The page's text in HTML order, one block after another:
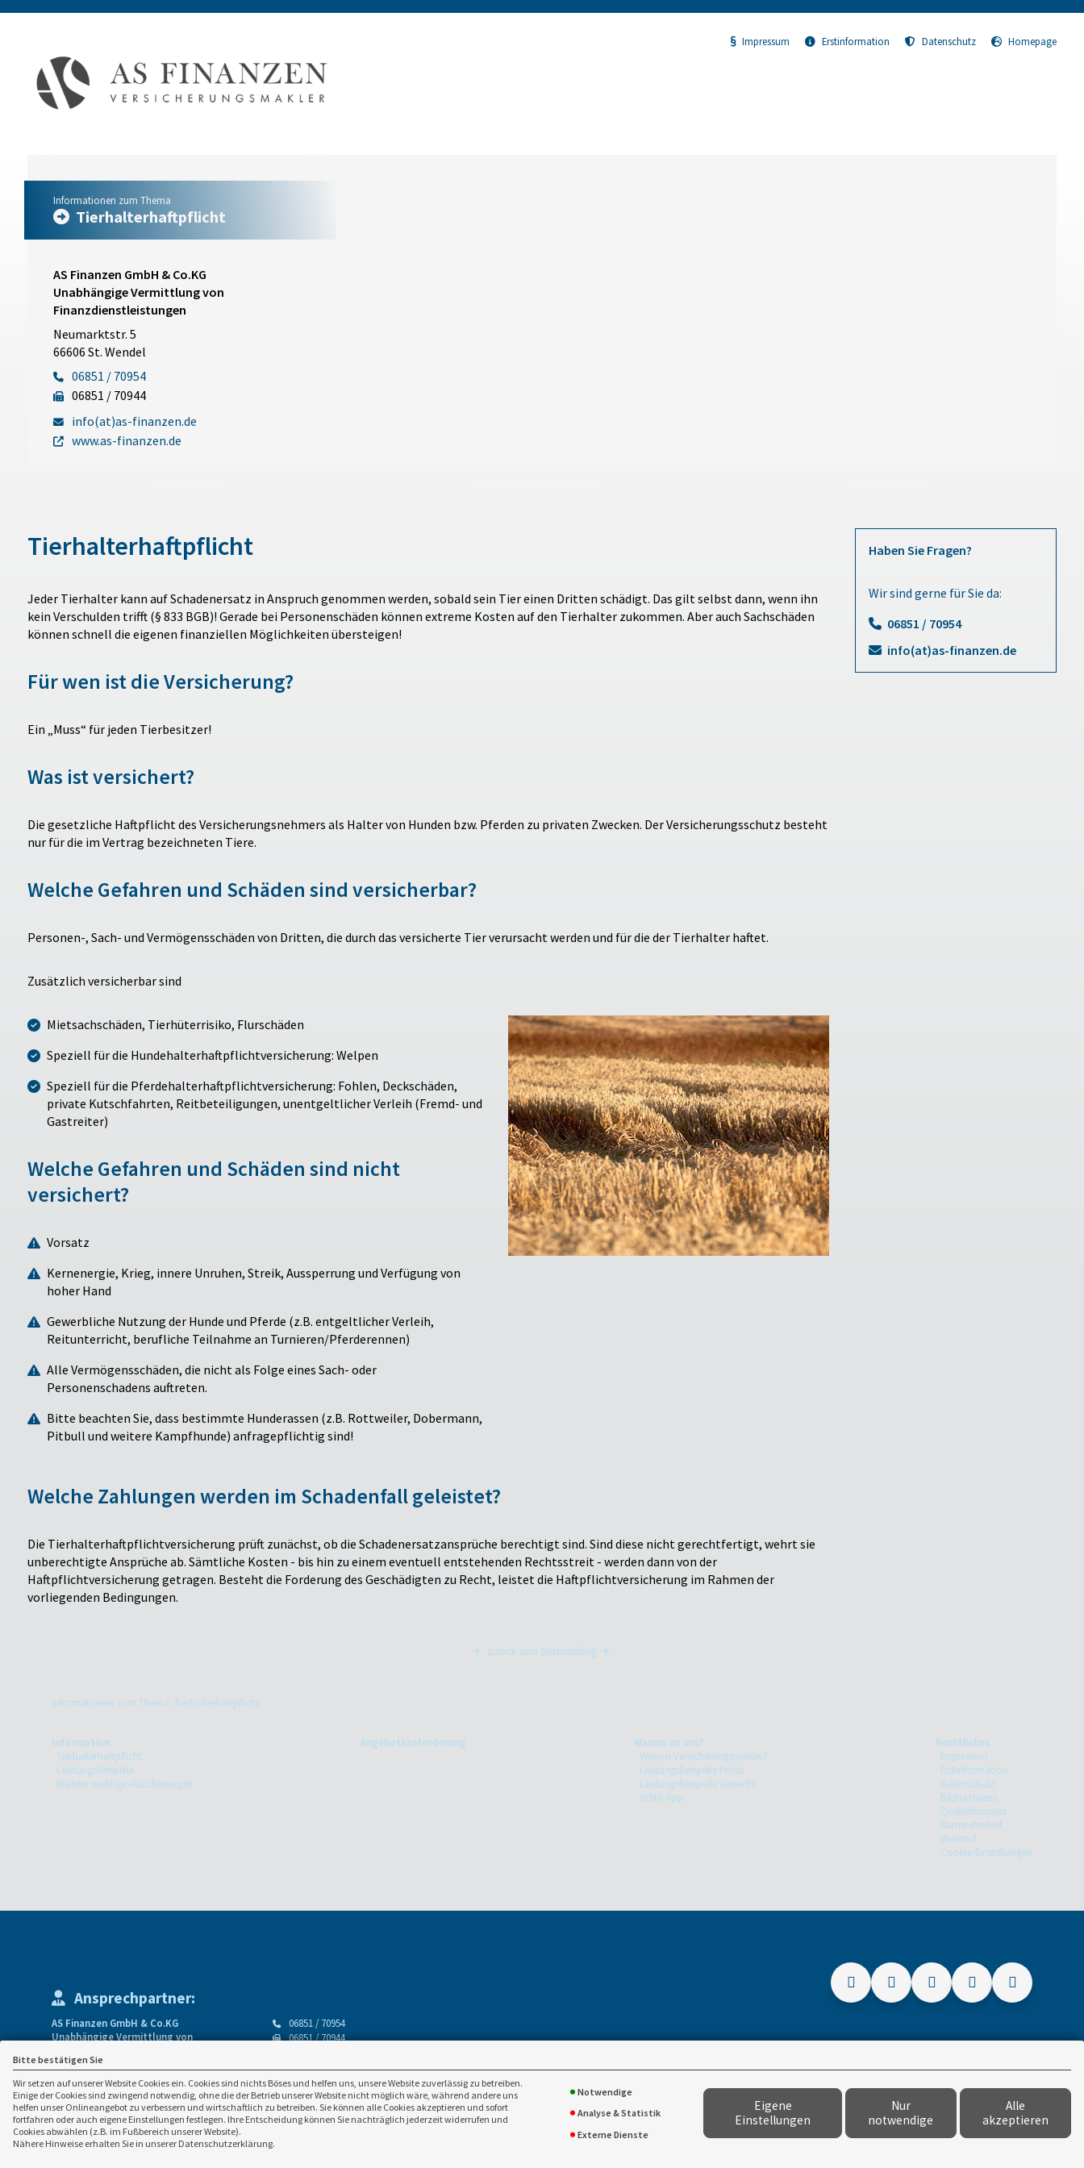
Bitte bestätigen Sie
Wir setzen auf unserer Website Cookies ein. Cookies sind nichts Böses und helfen uns, unsere Website zuverlässig zu betreiben.
Einige der Cookies sind zwingend notwendig, ohne die der Betrieb unserer Website nicht möglich wäre, während andere uns
helfen unser Onlineangebot zu verbessern und wirtschaftlich zu betreiben. Sie können alle Cookies akzeptieren und sofort
fortfahren oder auch eigene Einstellungen festlegen. Ihre Entscheidung können Sie nachträglich jederzeit widerrufen und
Cookies abwählen (z.B. im Fußbereich unserer Website).
Nähere Hinweise erhalten Sie in unserer Datenschutzerklärung.
Notwendige
Analyse & Statistik
Externe Dienste
Eigene
Einstellungen
Nur
notwendige
Alle
akzeptieren
Impressum Erstinformation Datenschutz Homepage
Informationen zum Thema
Tierhalterhaftpflicht
AS Finanzen GmbH & Co.KG
Unabhängige Vermittlung von
Finanzdienstleistungen
Neumarktstr. 5
66606 St. Wendel
06851 / 70954
06851 / 70944
info(at)as-finanzen.de
www.as-finanzen.de
Tierhalterhaftpflicht
Jeder Tierhalter kann auf Schadenersatz in Anspruch genommen werden, sobald sein Tier einen Dritten schädigt. Das gilt selbst dann, wenn ihn
kein Verschulden trifft (§ 833 BGB)! Gerade bei Personenschäden können extreme Kosten auf den Tierhalter zukommen. Aber auch Sachschäden
können schnell die eigenen finanziellen Möglichkeiten übersteigen!
Für wen ist die Versicherung?
Ein „Muss“ für jeden Tierbesitzer!
Was ist versichert?
Die gesetzliche Haftpflicht des Versicherungsnehmers als Halter von Hunden bzw. Pferden zu privaten Zwecken. Der Versicherungsschutz besteht
nur für die im Vertrag bezeichneten Tiere.
Welche Gefahren und Schäden sind versicherbar?
Personen-, Sach- und Vermögensschäden von Dritten, die durch das versicherte Tier verursacht werden und für die der Tierhalter haftet.
Zusätzlich versicherbar sind
Mietsachschäden, Tierhüterrisiko, Flurschäden
Speziell für die Hundehalterhaftpflichtversicherung: Welpen
Speziell für die Pferdehalterhaftpflichtversicherung: Fohlen, Deckschäden,
private Kutschfahrten, Reitbeteiligungen, unentgeltlicher Verleih (Fremd- und
Gastreiter)
Welche Gefahren und Schäden sind nicht
versichert?
Vorsatz
Kernenergie, Krieg, innere Unruhen, Streik, Aussperrung und Verfügung von
hoher Hand
Gewerbliche Nutzung der Hunde und Pferde (z.B. entgeltlicher Verleih,
Reitunterricht, berufliche Teilnahme an Turnieren/Pferderennen)
Alle Vermögensschäden, die nicht als Folge eines Sach- oder
Personenschadens auftreten.
Bitte beachten Sie, dass bestimmte Hunderassen (z.B. Rottweiler, Dobermann,
Pitbull und weitere Kampfhunde) anfragepflichtig sind!
Welche Zahlungen werden im Schadenfall geleistet?
Die Tierhalterhaftpflichtversicherung prüft zunächst, ob die Schadenersatzansprüche berechtigt sind. Sind diese nicht gerechtfertigt, wehrt sie
unberechtigte Ansprüche ab. Sämtliche Kosten - bis hin zu einem eventuell entstehenden Rechtsstreit - werden dann von der
Haftpflichtversicherung getragen. Besteht die Forderung des Geschädigten zu Recht, leistet die Haftpflichtversicherung im Rahmen der
vorliegenden Bedingungen.
Haben Sie Fragen?
Wir sind gerne für Sie da:
06851 / 70954
info(at)as-finanzen.de
zurück zum Seitenanfang
Informationen zum Thema: Tierhalterhaftpflicht
Information
Tierhalterhaftpflicht
Leistungsbeispiele
Weitere wichtige Absicherungen
Angebotsanforderung
Warum zu uns?
Warum Versicherungsmakler?
Leistungsbeispiele Privat
Leistungsbeispiele Gewerbe
VEMA-App
Rechtliches
Impressum
Erstinformation
Datenschutz
Bildnachweis
Quellenhinweis
Barrierefreiheit
Widerruf
Cookie-Einstellungen
Ansprechpartner:
AS Finanzen GmbH & Co.KG
Unabhängige Vermittlung von
Neumarktstr. 5
66606 St. Wendel
06851 / 70954
06851 / 70944
www.as-finanzen.de